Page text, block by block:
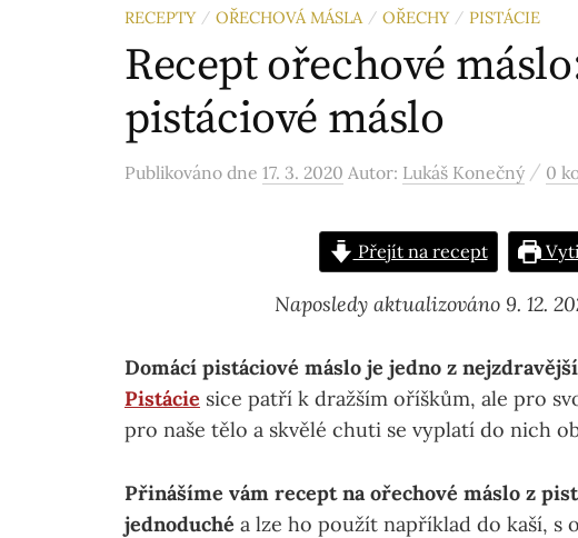
RECEPTY / OŘECHOVÁ MÁSLA / OŘECHY / PISTÁCIE
Recept ořechové
pistáciové máslo
Publikováno dne 17. 3. 2020 Autor: Lukáš Konečný / 0
Přejít na recept
Naposledy aktualizováno 9. 12.
Domácí pistáciové máslo je jedno z
Pistácie sice patří k dražším oříškům, ale pro
pro naše tělo a skvělé chuti se vyplatí do nich
Přinášíme vám recept na ořechové máslo z
jednoduché a lze ho použít například do kaší, s